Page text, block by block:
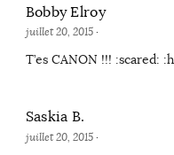
Bobby Elroy
juillet 20, 2015·
T’es CANON !!! :scared:
Saskia B.
juillet 20, 2015·